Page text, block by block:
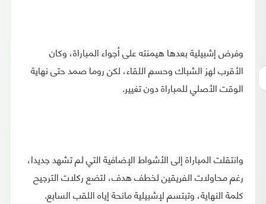
وفرض إشبيلية بعدها هيمنته على أجواء المباراة، وكان
الأقرب لهز الشباك وحسم اللقاء، لكن روما صمد حتى نهاية
الوقت الأصلي للمباراة دون تغيير.
وانتقلت المباراة إلى الأشواط الإضافية التي لم تشهد جديدا،
رغم محاولات الفريقين لخطف هدف، لتضع ركلات الترجيح
كلمة النهاية، وتبتسم لإشبيلية مانحة إياه اللقب السابع.